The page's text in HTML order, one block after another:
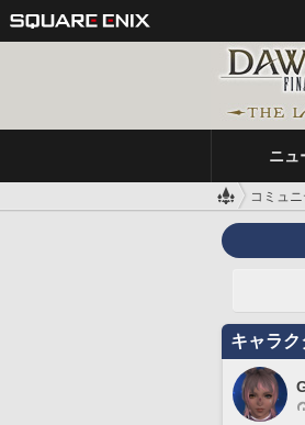
ニュ
コミュニ
キャラク